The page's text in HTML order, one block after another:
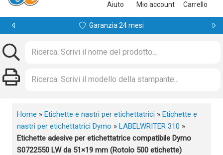
Aiuto
Mio account Carrello
Garanzia 24 mesi
Home » Etichette e nastri per etichettatrici » Etichette e
nastri per etichettatrici Dymo » LABELWRITER 310 »
Etichette adesive per etichettatrice compatibile Dymo
S0722550 LW da 51×19 mm (Rotolo 500 etichette)